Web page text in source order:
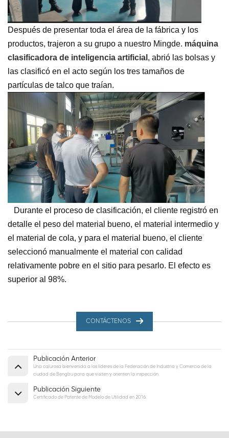
Después de presentar toda el área de la fábrica y los
productos, trajeron a su grupo a nuestro Mingde. máquina
clasificadora de inteligencia artificial , abrió las bolsas y
las clasificó en el acto según los tres tamaños de
partículas de talco que traían.
Durante el proceso de clasificación, el cliente registró en
detalle el peso del material bueno, el material intermedio y
el material de cola, y para el material bueno, el cliente
seleccionó manualmente el material con calidad
relativamente pobre en el sitio para pesarlo. El efecto es
superior al 98%.
CONTÁCTENOS
Publicación Anterior
Una calurosa bienvenida a los líderes de la Federación de Industria y Comercio de la
ciudad de Bengbu para que visiten y orienten la inspección.
Publicación Siguiente
Certificado de Patente de Modelo de Utilidad en 2016